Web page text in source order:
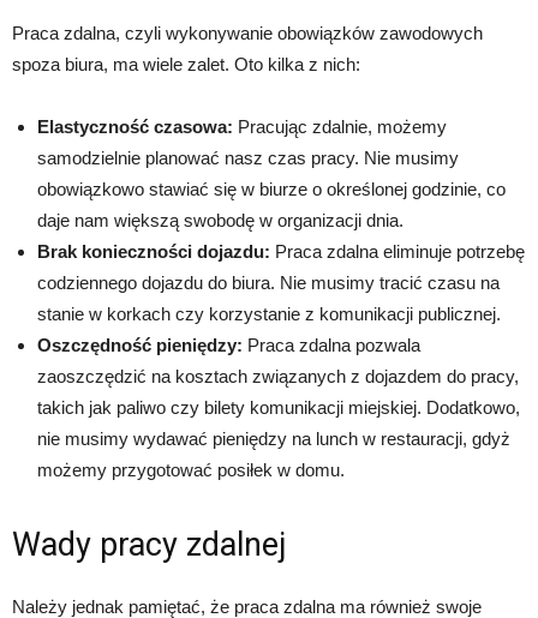
Praca zdalna, czyli wykonywanie obowiązków zawodowych
spoza biura, ma wiele zalet. Oto kilka z nich:
Elastyczność czasowa: Pracując zdalnie, możemy
samodzielnie planować nasz czas pracy. Nie musimy
obowiązkowo stawiać się w biurze o określonej godzinie, co
daje nam większą swobodę w organizacji dnia.
Brak konieczności dojazdu: Praca zdalna eliminuje potrzebę
codziennego dojazdu do biura. Nie musimy tracić czasu na
stanie w korkach czy korzystanie z komunikacji publicznej.
Oszczędność pieniędzy: Praca zdalna pozwala
zaoszczędzić na kosztach związanych z dojazdem do pracy,
takich jak paliwo czy bilety komunikacji miejskiej. Dodatkowo,
nie musimy wydawać pieniędzy na lunch w restauracji, gdyż
możemy przygotować posiłek w domu.
Wady pracy zdalnej
Należy jednak pamiętać, że praca zdalna ma również swoje